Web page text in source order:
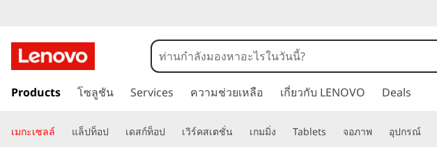
ด
ส
ก์
า
ไ
Products โซลูชัน Services ความช่วยเหลือ เกี่ยวกับ LENOVO Deals
เมกะเซลล์ แล็ปท็อป เดสก์ท็อป เวิร์คสเตชั่น เกมมิ่ง Tablets จอภาพ อุปกรณ์